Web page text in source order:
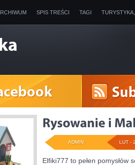
SPIS TREŚCI TAGI
LUT -
ADMIN
Elfiki777 to pełen pomysłów